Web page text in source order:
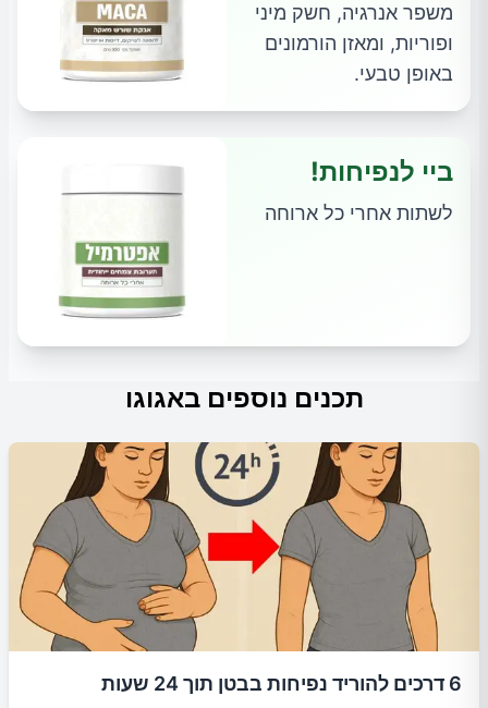
משפר אנרגיה, חשק מיני
ופוריות, ומאזן הורמונים
באופן טבעי.
ביי לנפיחות!
לשתות אחרי כל ארוחה
תכנים נוספים באגוגו
6 דרכים להוריד נפיחות בבטן תוך 24 שעות